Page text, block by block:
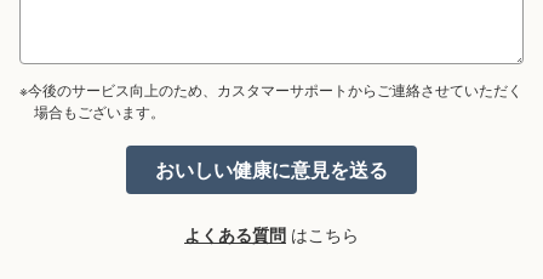
※今後のサービス向上のため、カスタマーサポートからご連絡させていただく
場合もございます。
よくある質問 はこちら